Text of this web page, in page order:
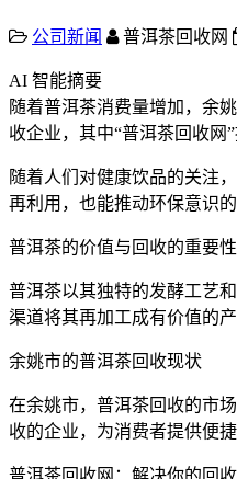
公司新闻 普洱茶回收网
AI 智能摘要
随着普洱茶消费量增加，余
收企业，其中“普洱茶回收网
随着人们对健康饮品的关注
再利用，也能推动环保意识
普洱茶的价值与回收的重要性
普洱茶以其独特的发酵工艺
渠道将其再加工成有价值的
余姚市的普洱茶回收现状
在余姚市，普洱茶回收的市
收的企业，为消费者提供便捷
普洱茶回收网：解决你的回